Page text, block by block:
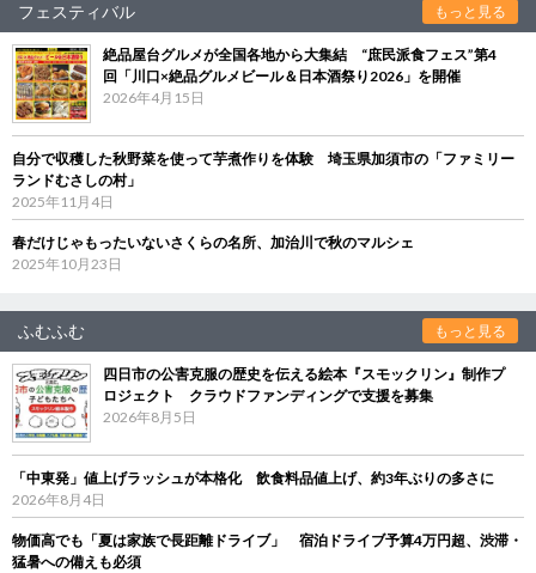
フェスティバル もっと見る
絶品屋台グルメが全国各地から大集結 “庶民派食フェス”第4
回「川口×絶品グルメビール＆日本酒祭り2026」を開催
2026年4月15日
自分で収穫した秋野菜を使って芋煮作りを体験 埼玉県加須市の「ファミリー
ランドむさしの村」
2025年11月4日
春だけじゃもったいないさくらの名所、加治川で秋のマルシェ
2025年10月23日
ふむふむ もっと見る
四日市の公害克服の歴史を伝える絵本『スモックリン』制作プ
ロジェクト クラウドファンディングで支援を募集
2026年8月5日
「中東発」値上げラッシュが本格化 飲食料品値上げ、約3年ぶりの多さに
2026年8月4日
物価高でも「夏は家族で長距離ドライブ」 宿泊ドライブ予算4万円超、渋滞・
猛暑への備えも必須